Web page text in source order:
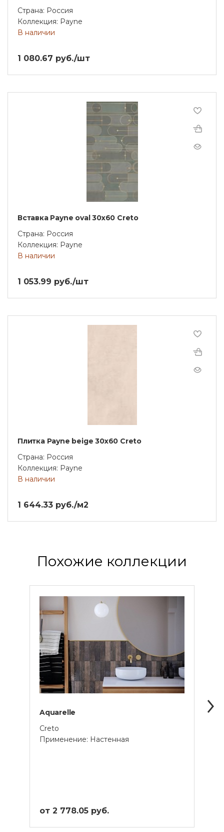
Страна: Россия
Коллекция: Payne
В наличии
1 080.67 руб./шт
Вставка Payne oval 30х60 Creto
Страна: Россия
Коллекция: Payne
В наличии
1 053.99 руб./шт
Плитка Payne beige 30х60 Creto
Страна: Россия
Коллекция: Payne
В наличии
1 644.33 руб./м2
Похожие коллекции
Aquarelle
Creto
Применение: Настенная
от 2 778.05 руб.